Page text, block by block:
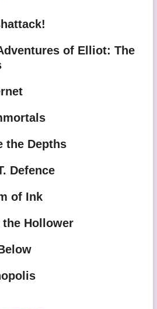
of Elliot: The
the Depths
Defence
of Ink
Hollower